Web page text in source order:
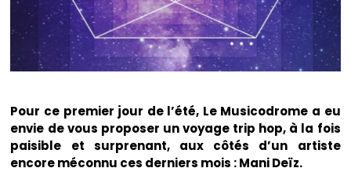
Pour ce premier jour de l’été, Le Musicodrome a eu
envie de vous proposer un voyage trip hop, à la fois
paisible et surprenant, aux côtés d’un artiste
encore méconnu ces derniers mois : Mani Deïz.